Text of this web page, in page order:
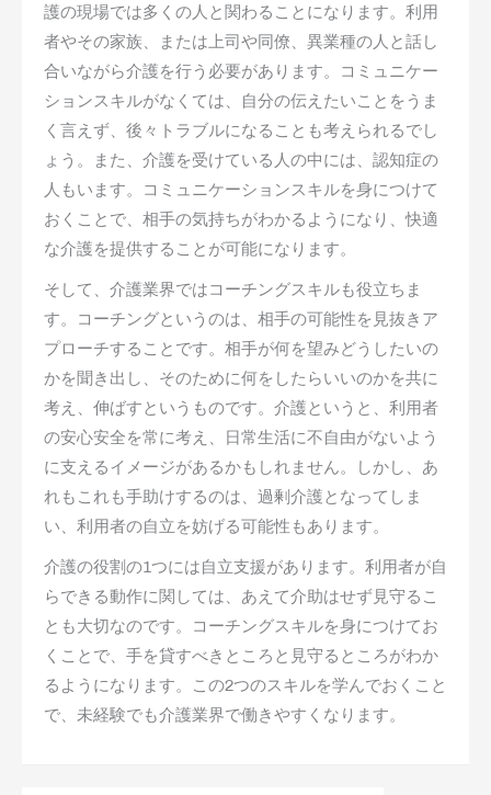
護の現場では多くの人と関わることになります。利用
者やその家族、または上司や同僚、異業種の人と話し
合いながら介護を行う必要があります。コミュニケー
ションスキルがなくては、自分の伝えたいことをうま
く言えず、後々トラブルになることも考えられるでし
ょう。また、介護を受けている人の中には、認知症の
人もいます。コミュニケーションスキルを身につけて
おくことで、相手の気持ちがわかるようになり、快適
な介護を提供することが可能になります。
そして、介護業界ではコーチングスキルも役立ちま
す。コーチングというのは、相手の可能性を見抜きア
プローチすることです。相手が何を望みどうしたいの
かを聞き出し、そのために何をしたらいいのかを共に
考え、伸ばすというものです。介護というと、利用者
の安心安全を常に考え、日常生活に不自由がないよう
に支えるイメージがあるかもしれません。しかし、あ
れもこれも手助けするのは、過剰介護となってしま
い、利用者の自立を妨げる可能性もあります。
介護の役割の1つには自立支援があります。利用者が自
らできる動作に関しては、あえて介助はせず見守るこ
とも大切なのです。コーチングスキルを身につけてお
くことで、手を貸すべきところと見守るところがわか
るようになります。この2つのスキルを学んでおくこと
で、未経験でも介護業界で働きやすくなります。